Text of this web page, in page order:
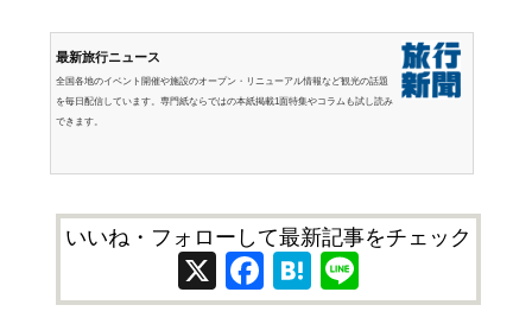
最新旅行ニュース
全国各地のイベント開催や施設のオープン・リニューアル情報など観光の話題
を毎日配信しています。専門紙ならではの本紙掲載1面特集やコラムも試し読み
できます。
いいね・フォローして最新記事をチェック
X Facebook
Hatena